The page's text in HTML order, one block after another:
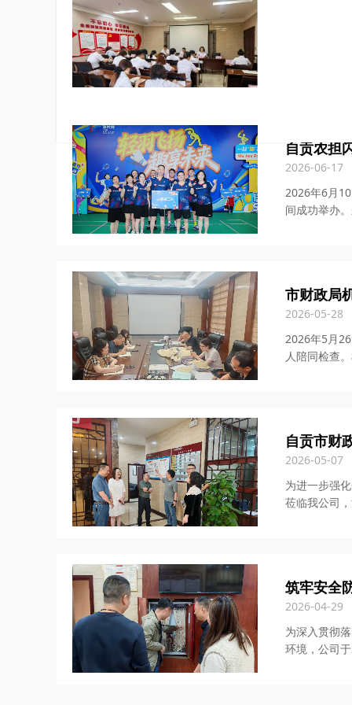
自贡农担
2026-06-17
2026年6月
间成功举办
市财政局
2026-05-28
2026年5月
人陪同检查
自贡市财
2026-05-07
为进一步强
莅临我公司
筑牢安全
2026-04-29
为深入贯彻
环境，公司